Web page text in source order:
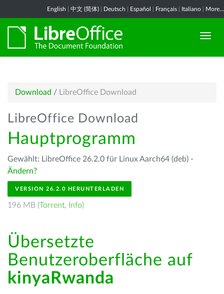
English 中文 (简体) Deutsch Español Français Italiano More...
Download / LibreOffice Download
LibreOffice Download
Hauptprogramm
Gewählt: LibreOffice 26.2.0 für Linux Aarch64 (deb) -
Ändern?
VERSION 26.2.0 HERUNTERLADEN
196 MB (Torrent, Info)
Übersetzte
Benutzeroberfläche auf
kinyaRwanda